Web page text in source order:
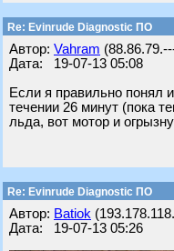
Re: Evinrude Diagnostic ПО
Автор: Vahram
Дата: 19-07-13 05:08
Если я правильно понял
течении 26 минут (пока
льда, вот мотор и
Re: Evinrude Diagnostic ПО
Автор: Batiok
Дата: 19-07-13 05:26